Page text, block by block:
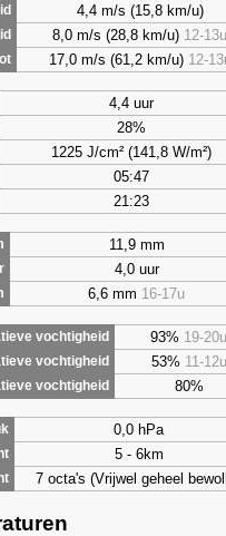
4,4 m/s (15,8 km/u)
8,0 m/s (28,8 km/u) 12-13u
17,0 m/s (61,2 km/u) 12-
4,4 uur
28%
1225 J/cm² (141,8 W/m²)
05:47
21:23
11,9 mm
4,0 uur
6,6 mm 16-17u
vochtigheid 93% 19-20u
vochtigheid 53% 11-12u
vochtigheid 80%
0,0 hPa
5 - 6km
7 octa's (Vrijwel geheel